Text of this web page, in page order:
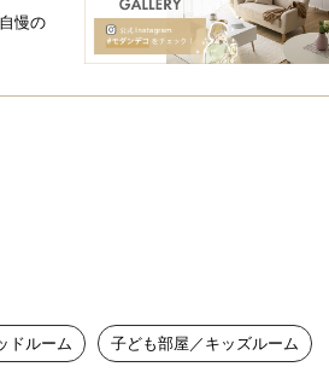
慢の
ドルーム 子ども部屋／キッズルーム